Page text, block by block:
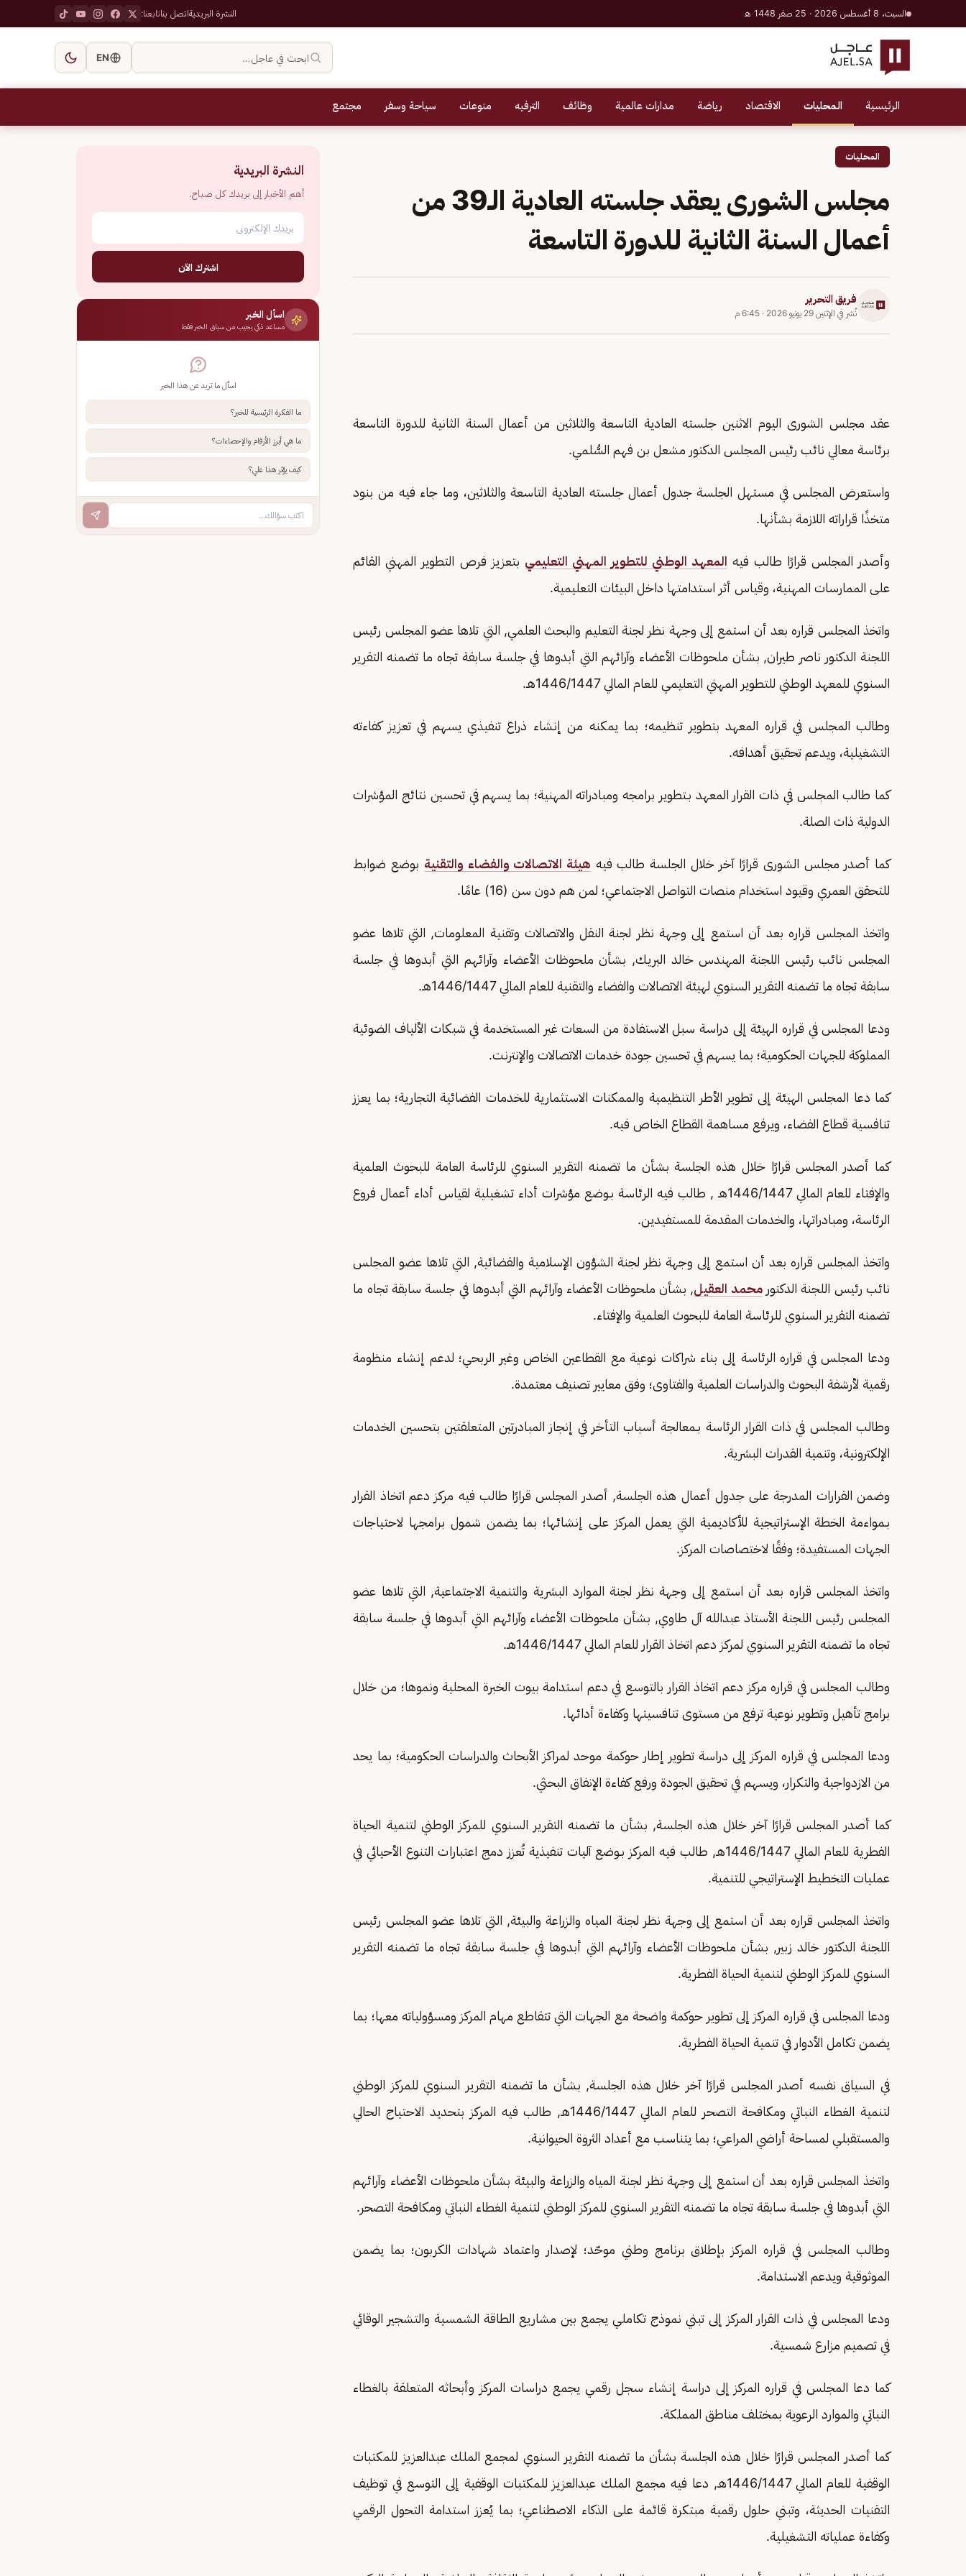
السبت، 8 أغسطس 2026 · 25 صفر 1448 هـ النشرة البريديةاتصل بناتابعنا:
ابحث في عاجل… EN
الرئيسية المحليات الاقتصاد رياضة مدارات عالمية وظائف الترفيه منوعات سياحة وسفر مجتمع
المحليات
مجلس الشورى يعقد جلسته العادية الـ39 من
أعمال السنة الثانية للدورة التاسعة
فريق التحرير
نُشر في الإثنين 29 يونيو 2026 · 6:45 م
عقد مجلس الشورى اليوم الاثنين جلسته العادية التاسعة والثلاثين من أعمال السنة الثانية للدورة التاسعة
برئاسة معالي نائب رئيس المجلس الدكتور مشعل بن فهم السُّلمي.
واستعرض المجلس في مستهل الجلسة جدول أعمال جلسته العادية التاسعة والثلاثين، وما جاء فيه من بنود
متخذًا قراراته اللازمة بشأنها.
وأصدر المجلس قرارًا طالب فيه المعهد الوطني للتطوير المهني التعليمي بتعزيز فرص التطوير المهني القائم
على الممارسات المهنية، وقياس أثر استدامتها داخل البيئات التعليمية.
واتخذ المجلس قراره بعد أن استمع إلى وجهة نظر لجنة التعليم والبحث العلمي, التي تلاها عضو المجلس رئيس
اللجنة الدكتور ناصر طيران, بشأن ملحوظات الأعضاء وآرائهم التي أبدوها في جلسة سابقة تجاه ما تضمنه التقرير
السنوي للمعهد الوطني للتطوير المهني التعليمي للعام المالي 1446/1447هـ.
وطالب المجلس في قراره المعهد بتطوير تنظيمه؛ بما يمكنه من إنشاء ذراع تنفيذي يسهم في تعزيز كفاءته
التشغيلية، ويدعم تحقيق أهدافه.
كما طالب المجلس في ذات القرار المعهد بـتطوير برامجه ومبادراته المهنية؛ بما يسهم في تحسين نتائج المؤشرات
الدولية ذات الصلة.
كما أصدر مجلس الشورى قرارًا آخر خلال الجلسة طالب فيه هيئة الاتصالات والفضاء والتقنية بوضع ضوابط
للتحقق العمري وقيود استخدام منصات التواصل الاجتماعي؛ لمن هم دون سن (16) عامًا.
واتخذ المجلس قراره بعد أن استمع إلى وجهة نظر لجنة النقل والاتصالات وتقنية المعلومات, التي تلاها عضو
المجلس نائب رئيس اللجنة المهندس خالد البريك, بشأن ملحوظات الأعضاء وآرائهم التي أبدوها في جلسة
سابقة تجاه ما تضمنه التقرير السنوي لهيئة الاتصالات والفضاء والتقنية للعام المالي 1446/1447هـ.
ودعا المجلس في قراره الهيئة إلى دراسة سبل الاستفادة من السعات غير المستخدمة في شبكات الألياف الضوئية
المملوكة للجهات الحكومية؛ بما يسهم في تحسين جودة خدمات الاتصالات والإنترنت.
كما دعا المجلس الهيئة إلى تطوير الأطر التنظيمية والممكنات الاستثمارية للخدمات الفضائية التجارية؛ بما يعزز
تنافسية قطاع الفضاء، ويرفع مساهمة القطاع الخاص فيه.
كما أصدر المجلس قرارًا خلال هذه الجلسة بشأن ما تضمنه التقرير السنوي للرئاسة العامة للبحوث العلمية
والإفتاء للعام المالي 1446/1447هـ , طالب فيه الرئاسة بـوضع مؤشرات أداء تشغيلية لقياس أداء أعمال فروع
الرئاسة، ومبادراتها، والخدمات المقدمة للمستفيدين.
واتخذ المجلس قراره بعد أن استمع إلى وجهة نظر لجنة الشؤون الإسلامية والقضائية, التي تلاها عضو المجلس
نائب رئيس اللجنة الدكتورمحمد العقيل, بشأن ملحوظات الأعضاء وآرائهم التي أبدوها في جلسة سابقة تجاه ما
تضمنه التقرير السنوي للرئاسة العامة للبحوث العلمية والإفتاء.
ودعا المجلس في قراره الرئاسة إلى بناء شراكات نوعية مع القطاعين الخاص وغير الربحي؛ لدعم إنشاء منظومة
رقمية لأرشفة البحوث والدراسات العلمية والفتاوى؛ وفق معايير تصنيف معتمدة.
وطالب المجلس في ذات القرار الرئاسة بـمعالجة أسباب التأخر في إنجاز المبادرتين المتعلقتين بتحسين الخدمات
الإلكترونية، وتنمية القدرات البشرية.
وضمن القرارات المدرجة على جدول أعمال هذه الجلسة, أصدر المجلس قرارًا طالب فيه مركز دعم اتخاذ القرار
بـمواءمة الخطة الإستراتيجية للأكاديمية التي يعمل المركز على إنشائها؛ بما يضمن شمول برامجها لاحتياجات
الجهات المستفيدة؛ وفقًا لاختصاصات المركز.
واتخذ المجلس قراره بعد أن استمع إلى وجهة نظر لجنة الموارد البشرية والتنمية الاجتماعية, التي تلاها عضو
المجلس رئيس اللجنة الأستاذ عبدالله آل طاوي, بشأن ملحوظات الأعضاء وآرائهم التي أبدوها في جلسة سابقة
تجاه ما تضمنه التقرير السنوي لمركز دعم اتخاذ القرار للعام المالي 1446/1447هـ.
وطالب المجلس في قراره مركز دعم اتخاذ القرار بالتوسع في دعم استدامة بيوت الخبرة المحلية ونموها؛ من خلال
برامج تأهيل وتطوير نوعية ترفع من مستوى تنافسيتها وكفاءة أدائها.
ودعا المجلس في قراره المركز إلى دراسة تطوير إطار حوكمة موحد لمراكز الأبحاث والدراسات الحكومية؛ بما يحد
من الازدواجية والتكرار، ويسهم في تحقيق الجودة ورفع كفاءة الإنفاق البحثي.
كما أصدر المجلس قرارًا آخر خلال هذه الجلسة, بشأن ما تضمنه التقرير السنوي للمركز الوطني لتنمية الحياة
الفطرية للعام المالي 1446/1447هـ, طالب فيه المركز بـوضع آليات تنفيذية تُعزز دمج اعتبارات التنوع الأحيائي في
عمليات التخطيط الإستراتيجي للتنمية.
واتخذ المجلس قراره بعد أن استمع إلى وجهة نظر لجنة المياه والزراعة والبيئة, التي تلاها عضو المجلس رئيس
اللجنة الدكتور خالد زبير, بشأن ملحوظات الأعضاء وآرائهم التي أبدوها في جلسة سابقة تجاه ما تضمنه التقرير
السنوي للمركز الوطني لتنمية الحياة الفطرية.
ودعا المجلس في قراره المركز إلى تطوير حوكمة واضحة مع الجهات التي تتقاطع مهام المركز ومسؤولياته معها؛ بما
يضمن تكامل الأدوار في تنمية الحياة الفطرية.
في السياق نفسه أصدر المجلس قرارًا آخر خلال هذه الجلسة, بشأن ما تضمنه التقرير السنوي للمركز الوطني
لتنمية الغطاء النباتي ومكافحة التصحر للعام المالي 1446/1447هـ, طالب فيه المركز بتحديد الاحتياج الحالي
والمستقبلي لمساحة أراضي المراعي؛ بما يتناسب مع أعداد الثروة الحيوانية.
واتخذ المجلس قراره بعد أن استمع إلى وجهة نظر لجنة المياه والزراعة والبيئة بشأن ملحوظات الأعضاء وآرائهم
التي أبدوها في جلسة سابقة تجاه ما تضمنه التقرير السنوي للمركز الوطني لتنمية الغطاء النباتي ومكافحة التصحر.
وطالب المجلس في قراره المركز بإطلاق برنامج وطني موحّد؛ لإصدار واعتماد شهادات الكربون؛ بما يضمن
الموثوقية ويدعم الاستدامة.
ودعا المجلس في ذات القرار المركز إلى تبني نموذج تكاملي يجمع بين مشاريع الطاقة الشمسية والتشجير الوقائي
في تصميم مزارع شمسية.
كما دعا المجلس في قراره المركز إلى دراسة إنشاء سجل رقمي يجمع دراسات المركز وأبحاثه المتعلقة بالغطاء
النباتي والموارد الرعوية بمختلف مناطق المملكة.
كما أصدر المجلس قرارًا خلال هذه الجلسة بشأن ما تضمنه التقرير السنوي لمجمع الملك عبدالعزيز للمكتبات
الوقفية للعام المالي 1446/1447هـ, دعا فيه مجمع الملك عبدالعزيز للمكتبات الوقفية إلى التوسع في توظيف
التقنيات الحديثة، وتبني حلول رقمية مبتكرة قائمة على الذكاء الاصطناعي؛ بما يُعزز استدامة التحول الرقمي
وكفاءة عملياته التشغيلية.
النشرة البريدية
أهم الأخبار إلى بريدك كل صباح.
اشترك الآن
اسأل الخبر
مساعد ذكي يجيب من سياق الخبر فقط
اسأل ما تريد عن هذا الخبر
ما الفكرة الرئيسية للخبر؟
ما هي أبرز الأرقام والإحصاءات؟
كيف يؤثر هذا علي؟